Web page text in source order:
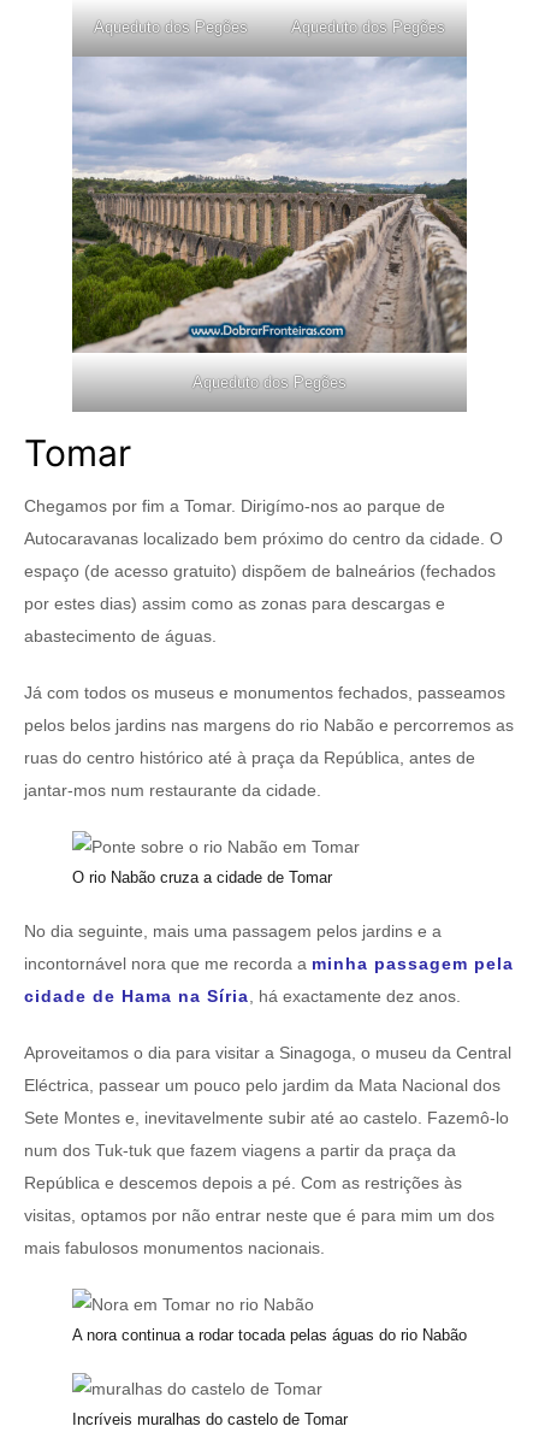
Aqueduto dos Pegões Aqueduto dos Pegões
Aqueduto dos Pegões
Tomar
Chegamos por fim a Tomar. Dirigímo-nos ao parque de
Autocaravanas localizado bem próximo do centro da cidade. O
espaço (de acesso gratuito) dispõem de balneários (fechados
por estes dias) assim como as zonas para descargas e
abastecimento de águas.
Já com todos os museus e monumentos fechados, passeamos
pelos belos jardins nas margens do rio Nabão e percorremos as
ruas do centro histórico até à praça da República, antes de
jantar-mos num restaurante da cidade.
O rio Nabão cruza a cidade de Tomar
No dia seguinte, mais uma passagem pelos jardins e a
incontornável nora que me recorda a minha passagem pela
cidade de Hama na Síria , há exactamente dez anos.
Aproveitamos o dia para visitar a Sinagoga, o museu da Central
Eléctrica, passear um pouco pelo jardim da Mata Nacional dos
Sete Montes e, inevitavelmente subir até ao castelo. Fazemô-lo
num dos Tuk-tuk que fazem viagens a partir da praça da
República e descemos depois a pé. Com as restrições às
visitas, optamos por não entrar neste que é para mim um dos
mais fabulosos monumentos nacionais.
A nora continua a rodar tocada pelas águas do rio Nabão
Incríveis muralhas do castelo de Tomar